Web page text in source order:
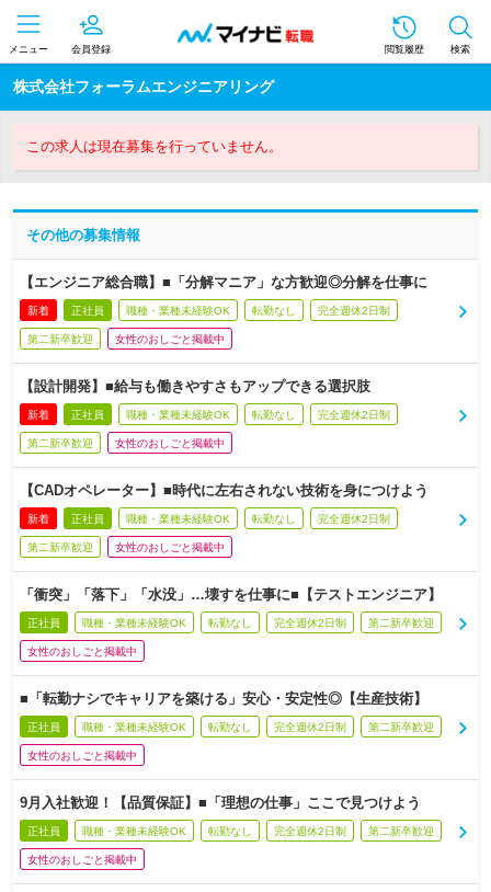
メニュー 会員登録 閲覧履歴 検索
株式会社フォーラムエンジニアリング
この求人は現在募集を行っていません。
その他の募集情報
【エンジニア総合職】■「分解マニア」な方歓迎◎分解を仕事に
新着 正社員 職種・業種未経験OK 転勤なし 完全週休2日制
第二新卒歓迎 女性のおしごと掲載中
【設計開発】■給与も働きやすさもアップできる選択肢
新着 正社員 職種・業種未経験OK 転勤なし 完全週休2日制
第二新卒歓迎 女性のおしごと掲載中
【CADオペレーター】■時代に左右されない技術を身につけよう
新着 正社員 職種・業種未経験OK 転勤なし 完全週休2日制
第二新卒歓迎 女性のおしごと掲載中
「衝突」「落下」「水没」…壊すを仕事に■【テストエンジニア】
正社員 職種・業種未経験OK 転勤なし 完全週休2日制 第二新卒歓迎
女性のおしごと掲載中
■「転勤ナシでキャリアを築ける」安心・安定性◎【生産技術】
正社員 職種・業種未経験OK 転勤なし 完全週休2日制 第二新卒歓迎
女性のおしごと掲載中
9月入社歓迎！【品質保証】■「理想の仕事」ここで見つけよう
正社員 職種・業種未経験OK 転勤なし 完全週休2日制 第二新卒歓迎
女性のおしごと掲載中